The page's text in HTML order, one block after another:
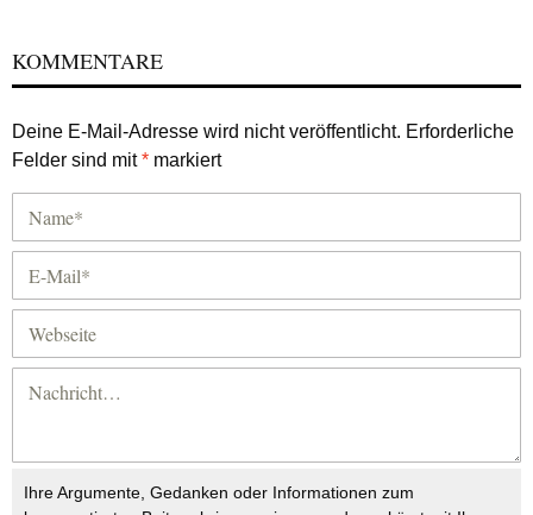
KOMMENTARE
Deine E-Mail-Adresse wird nicht veröffentlicht. Erforderliche
Felder sind mit* markiert
Ihre Argumente, Gedanken oder Informationen zum